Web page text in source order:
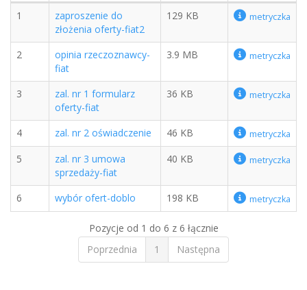
1
zaproszenie do
złożenia oferty-fiat2
129 KB metryczka
2
opinia rzeczoznawcy-
fiat
3.9 MB metryczka
3
zal. nr 1 formularz
oferty-fiat
36 KB metryczka
4 zal. nr 2 oświadczenie 46 KB metryczka
5
zal. nr 3 umowa
sprzedaży-fiat
40 KB metryczka
6 wybór ofert-doblo 198 KB metryczka
Pozycje od 1 do 6 z 6 łącznie
Poprzednia
1 Następna